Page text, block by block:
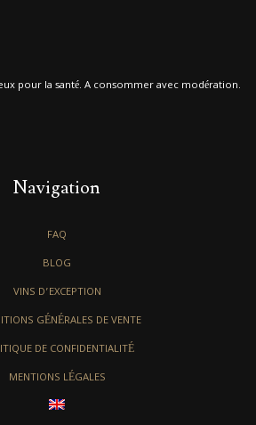
pour la santé. A consommer avec modération.
Navigation
FAQ
BLOG
VINS D’EXCEPTION
GÉNÉRALES DE VENTE
DE CONFIDENTIALITÉ
MENTIONS LÉGALES